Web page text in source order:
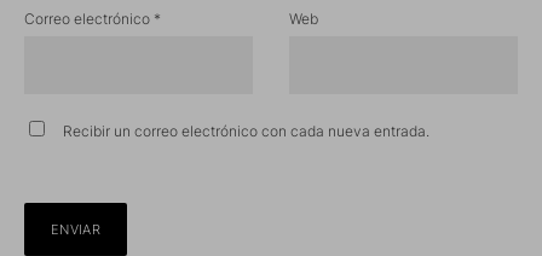
Correo electrónico * Web
Recibir un correo electrónico con cada nueva entrada.